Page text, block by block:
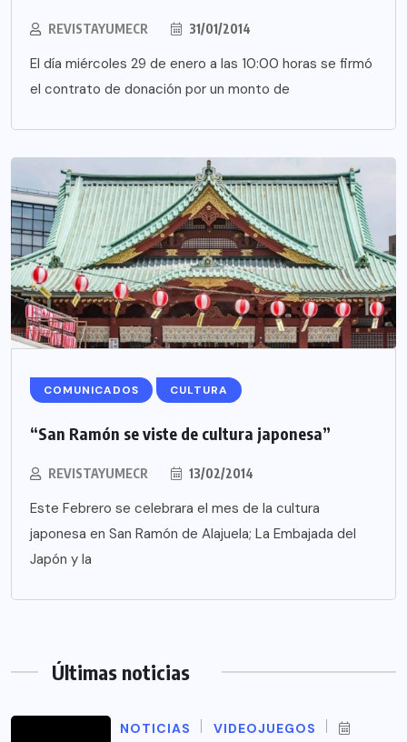
REVISTAYUMECR 31/01/2014
El día miércoles 29 de enero a las 10:00 horas se firmó
el contrato de donación por un monto de
COMUNICADOS CULTURA
“San Ramón se viste de cultura japonesa”
REVISTAYUMECR 13/02/2014
Este Febrero se celebrara el mes de la cultura
japonesa en San Ramón de Alajuela; La Embajada del
Japón y la
Últimas noticias
NOTICIAS VIDEOJUEGOS